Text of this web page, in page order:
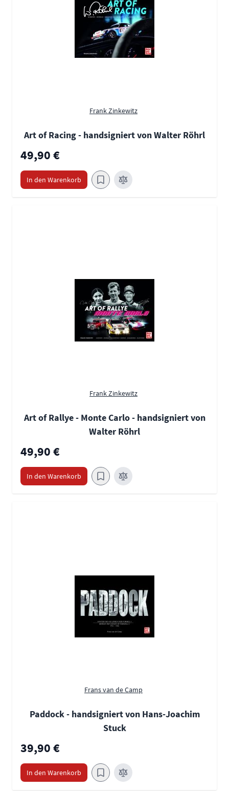
Frank Zinkewitz
Art of Racing - handsigniert von Walter Röhrl
49,90 €
In den Warenkorb
Frank Zinkewitz
Art of Rallye - Monte Carlo - handsigniert von
Walter Röhrl
49,90 €
In den Warenkorb
Frans van de Camp
Paddock - handsigniert von Hans-Joachim
Stuck
39,90 €
In den Warenkorb